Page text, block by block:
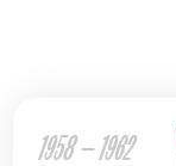
1958 — 1962